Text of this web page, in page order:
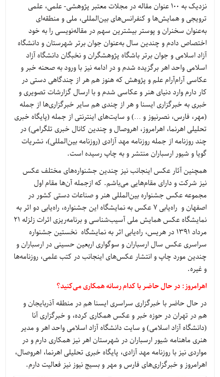
نزدیک به 100 عنوان مقاله در مجلات معتبر پژوهشی- علمی، علمی
ترویجی و همایش‌ها و کنفرانس‌های بین‌المللی، ملی و منطقه‌ای
به‌عنوان سخنران و پوستر بیشترین سهم در مقاله‌نویسی را به خود
اختصاص دادم و چندین سال به‌عنوان جوان برتر شهرستان و دانشگاه
آزاد اسلامی و جوان برتر باشگاه پژوهشگران و نخبگان دانشگاه آزاد
اسلامی واحد اهر برگزیده شدم و در ادامه نیز با ورود به صحنه خبر و
عکاسی آرام‌آرام علم و پژوهش که هنوز هم هر از چندگاهی دستی در
کار دارم وارد دنیای هنر و عکاسی شدم و با ارسال گزارشات تصویری و
خبری به خبرگزاری ایسنا و هر از چندی هم سایر خبرگزاری‌ها از جمله
(مهر، فارس، نصرنیوز و …) و سایت‌های اینترنتی از جمله (پایگاه خبری
تحلیلی اهرنما، اهرامروز، اهروصال و چندین کانال خبری تلگرامی) در
چند روزنامه از جمله روزنامه مهد آزادی (روزنامه بین‌المللی)، نشریات
گویا و شیور ارسباران منتشر و به چاپ رسیده است.
همچنین آثار عکس اینجانب نیز چندین جشنواره‌های مختلف عکس
نیز شرکت و دارای مقام‌هایی می‌باشم. که ازجمله آن‌ها مقام اول
مجموعه عکس جشنواره بین‌المللی هنر و صناعات دستی کشور در
اصفهان و راه‌یابی 7 عکس به نمایشگاه این جشنواره، راه‌یابی دو اثر به
نمایشگاه عکس همایش ملی آسیب‌شناسی و برنامه‌ریزی اثرات زلزله ۲۱
مرداد ۱۳۹۱ در هریس، راه‌یابی اثر به نمایشگاه نخستین جشنواره
سراسری عکس سال ارسباران و سوگواری اربعین حسینی در ارسباران و
چندین مورد چاپ و انتشار عکس‌های اینجانب در کتب علمی، روزنامه‌ها
و غیره.
اهرامروز: در حال حاضر با کدام رسانه همکاری می‌کنید؟
در حال حاضر با خبرگزاری سراسری ایسنا هم در منطقه آذربایجان و
هم در تهران در حوزه خبر و عکس همکاری کرده، و خبرگزاری آنا
(دانشگاه آزاد اسلامی) و سایت دانشگاه آزاد اسلامی واحد اهر و مدیر
هنری ماهنامه شیور ارسباران در شهرستان اهر نیز همکاری دارم و در
مواردی نیز با روزنامه مهد آزادی، پایگاه خبری تحلیلی اهرنما، اهروصال،
اهرامروز و خبرگزاری‌های فارس و مهر و بسیج نیوز نیز فعالیت دارم.